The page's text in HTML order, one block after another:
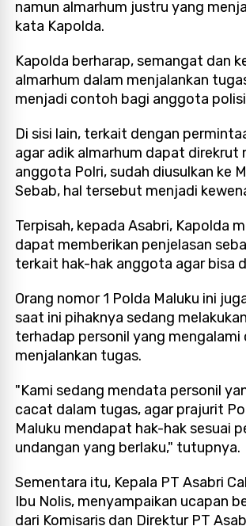
namun almarhum justru yang
kata Kapolda.
Kapolda berharap, semangat dan
almarhum dalam menjalankan
menjadi contoh bagi anggota
Di sisi lain, terkait dengan
agar adik almarhum dapat direkrut
anggota Polri, sudah diusulkan ke
Sebab, hal tersebut menjadi
Terpisah, kepada Asabri, Kapolda
dapat memberikan penjelasan
terkait hak-hak anggota agar bisa
Orang nomor 1 Polda Maluku ini
saat ini pihaknya sedang
terhadap personil yang
menjalankan tugas.
"Kami sedang mendata personil
cacat dalam tugas, agar prajurit
Maluku mendapat hak-hak sesuai
undangan yang berlaku," tutupnya.
Sementara itu, Kepala PT Asabri
Ibu Nolis, menyampaikan ucapan
dari Komisaris dan Direktur PT